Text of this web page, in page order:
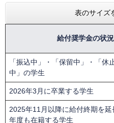
表のサイズ
給付奨学金の状況
「振込中」・「保留中」・「休
中」の学生
2026年3月に卒業する学生
2025年11月以降に給付終期を
年度も在籍する学生